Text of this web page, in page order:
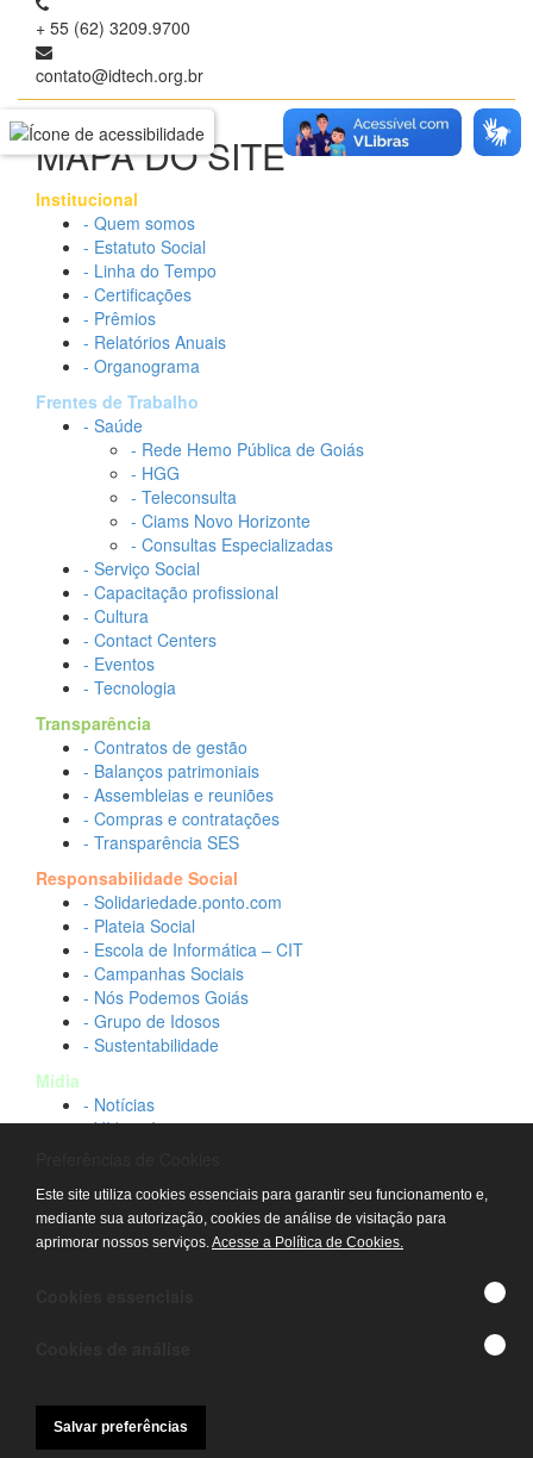
+ 55 (62) 3209.9700
contato@idtech.org.br
MAPA DO SITE
Institucional
- Quem somos
- Estatuto Social
- Linha do Tempo
- Certificações
- Prêmios
- Relatórios Anuais
- Organograma
Frentes de Trabalho
- Saúde
- Rede Hemo Pública de Goiás
- HGG
- Teleconsulta
- Ciams Novo Horizonte
- Consultas Especializadas
- Serviço Social
- Capacitação profissional
- Cultura
- Contact Centers
- Eventos
- Tecnologia
Transparência
- Contratos de gestão
- Balanços patrimoniais
- Assembleias e reuniões
- Compras e contratações
- Transparência SES
Responsabilidade Social
- Solidariedade.ponto.com
- Plateia Social
- Escola de Informática – CIT
- Campanhas Sociais
- Nós Podemos Goiás
- Grupo de Idosos
- Sustentabilidade
Mídia
- Notícias
- Vídeos Institucionais
Contato
- Fale conosco
- Trabalhe conosco
Este site utiliza cookies essenciais para garantir seu funcionamento e,
mediante sua autorização, cookies de análise de visitação para
aprimorar nossos serviços.Acesse a Política de Cookies.
Salvar preferências